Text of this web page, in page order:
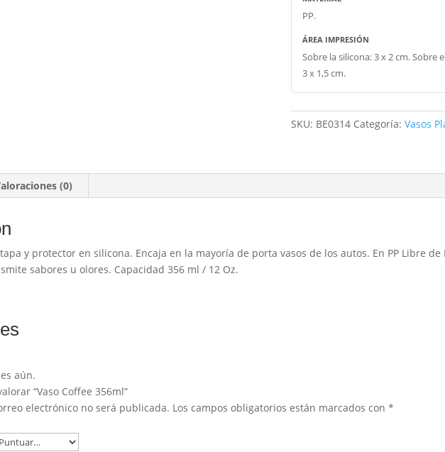
PP.
ÁREA IMPRESIÓN
Sobre la silicona: 3 x 2 cm. Sobre
3 x 1,5 cm.
SKU: BE0314 Categoría: Vasos
(0)
y protector en silicona. Encaja en la mayoría de porta vasos de los autos. En PP Libre
sabores u olores. Capacidad 356 ml / 12 Oz.
aún.
“Vaso Coffee 356ml”
electrónico no será publicada. Los campos obligatorios están marcados con*